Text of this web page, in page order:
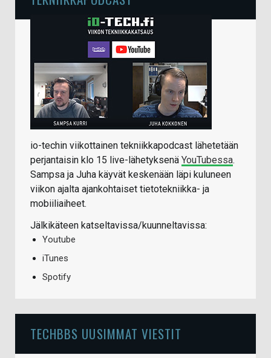
io-techin viikottainen tekniikkapodcast lähetetään
perjantaisin klo 15 live-lähetyksenä YouTubessa.
Sampsa ja Juha käyvät keskenään läpi kuluneen
viikon ajalta ajankohtaiset tietotekniikka- ja
mobiiliaiheet.
Jälkikäteen katseltavissa/kuunneltavissa:
Youtube
iTunes
Spotify
TECHBBS UUSIMMAT VIESTIT